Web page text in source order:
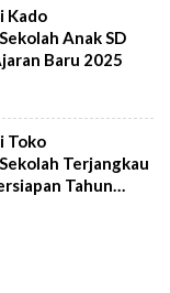
Kado
Anak SD
Baru 2025
Toko
Terjangkau
Tahun